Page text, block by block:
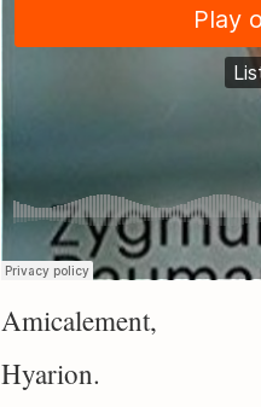
Amicalement,
Hyarion.